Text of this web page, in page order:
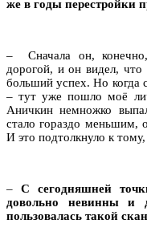
же в годы перестройки
– Сначала он,
дорогой, и он видел,
больший успех. Но когда
– тут уже пошло моё
Аничкин немножко
стало гораздо меньшим,
И это подтолкнуло к
– С сегодняшней
довольно невинны и
пользовалась такой